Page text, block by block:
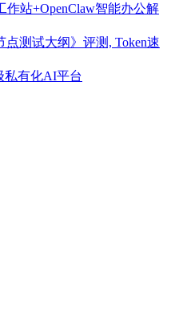
站+OpenClaw智能办公解
测试大纲》评测, Token速
私有化AI平台